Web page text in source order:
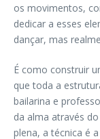
os movimentos,
dedicar a esses
dançar, mas
É como construir
que toda a
bailarina e
da alma através
plena, a técnica é